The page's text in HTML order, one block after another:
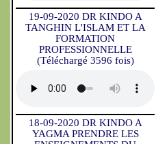
19-09-2020 DR KINDO A
TANGHIN L'ISLAM ET LA
FORMATION
PROFESSIONNELLE
(Téléchargé 3596 fois)
18-09-2020 DR KINDO A
YAGMA PRENDRE LES